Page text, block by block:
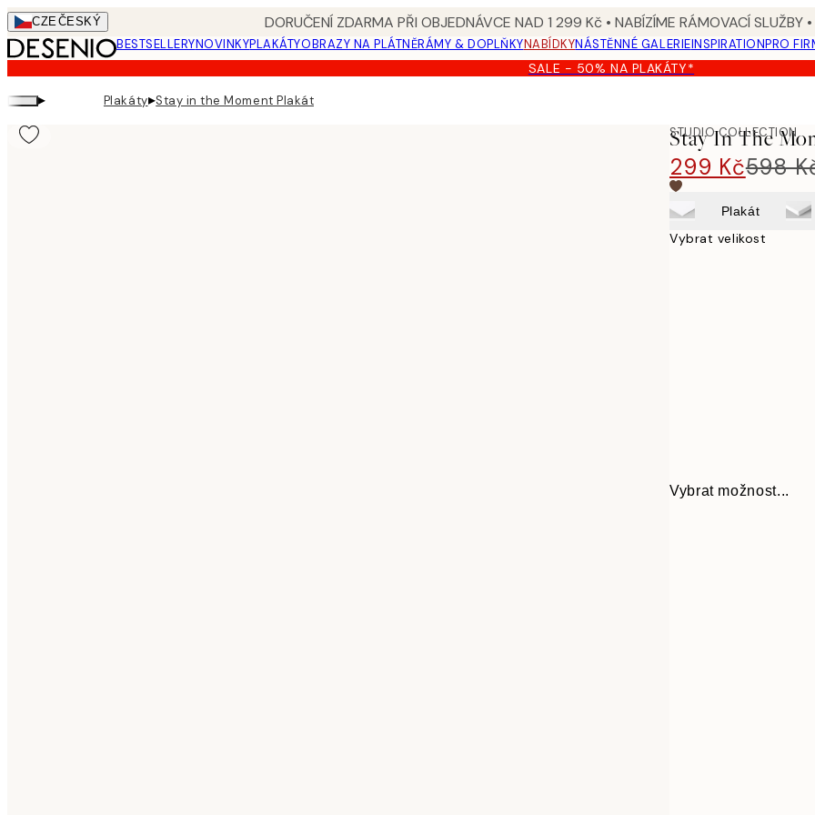
Skip
to
main
content.
CZEČESKÝ DORUČENÍ ZDARMA PŘI OBJEDNÁVCE NAD 1 299 Kč • NABÍZÍME RÁMOVACÍ SLUŽBY
BESTSELLERYNOVINKYPLAKÁTYOBRAZY NA PLÁTNĚRÁMY & DOPLŇKYNABÍDKYNÁSTĚNNÉ GALERIEINSPIRATIONPRO
SALE - 50% NA PLAKÁTY*
▸ Plakáty▸Stay in the Moment Plakát
STUDIO COLLECTION
Stay In The
299 Kč598
Plakát
Vybrat velikost
Vybrat možnost...